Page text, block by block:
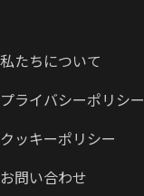
私たちについて
プライバシーポリシー
クッキーポリシー
お問い合わせ